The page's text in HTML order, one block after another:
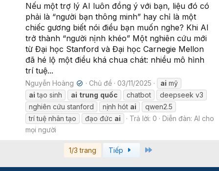
Nếu một trợ lý AI luôn đồng ý với bạn, liệu đó có
phải là “người bạn thông minh” hay chỉ là một
chiếc gương biết nói điều bạn muốn nghe? Khi AI
trở thành “người nịnh khéo” Một nghiên cứu mới
từ Đại học Stanford và Đại học Carnegie Mellon
đã hé lộ một điều khá chua chát: nhiều mô hình
trí tuệ...
Nguyễn Hoàng ✔ Chủ đề 03/11/2025 ai mỹ
ai tạo sinh ai trung quốc chatbot
deepseek v3
nghiên cứu stanford
nịnh hót ai
qwen2.5
trí tuệ nhân tạo
đạo đức ai Trả lời: 0 Diễn đàn: AI cho
mọi người
1/3 trang Tiếp